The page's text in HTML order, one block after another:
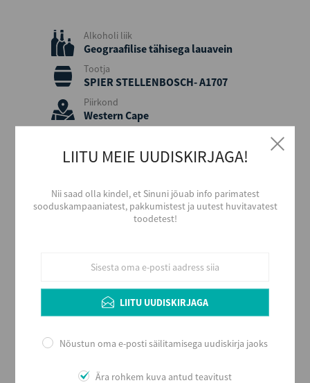
Alkoholi liik
Geograafilise tähisega lauavein
Tootja
SPIER STELLENBOSCH- A1707
Piirkond
Western Cape
Lõuna-Aafrika
Aastakäik
Stiil
Maitse
Kuiv
Alkoholi sisaldus
14
Maht (L)
LIITU MEIE UUDISKIRJAGA!
Nii saad olla kindel, et Sinuni jõuab info parimatest
sooduskampaaniatest, pakkumistest ja uutest huvitavatest
toodetest!
LIITU UUDISKIRJAGA
Nõustun oma e-posti säilitamisega uudiskirja jaoks
Ära rohkem kuva antud teavitust